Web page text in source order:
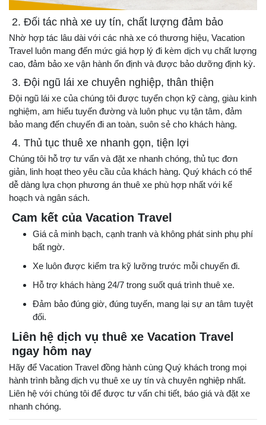
2. Đối tác nhà xe uy tín, chất lượng đảm bảo
Nhờ hợp tác lâu dài với các nhà xe có thương hiệu, Vacation
Travel luôn mang đến mức giá hợp lý đi kèm dịch vụ chất lượng
cao, đảm bảo xe vận hành ổn định và được bảo dưỡng định kỳ.
3. Đội ngũ lái xe chuyên nghiệp, thân thiện
Đội ngũ lái xe của chúng tôi được tuyển chọn kỹ càng, giàu kinh
nghiệm, am hiểu tuyến đường và luôn phục vụ tận tâm, đảm
bảo mang đến chuyến đi an toàn, suôn sẻ cho khách hàng.
4. Thủ tục thuê xe nhanh gọn, tiện lợi
Chúng tôi hỗ trợ tư vấn và đặt xe nhanh chóng, thủ tục đơn
giản, linh hoạt theo yêu cầu của khách hàng. Quý khách có thể
dễ dàng lựa chọn phương án thuê xe phù hợp nhất với kế
hoạch và ngân sách.
Cam kết của Vacation Travel
Giá cả minh bạch, cạnh tranh và không phát sinh phụ phí
bất ngờ.
Xe luôn được kiểm tra kỹ lưỡng trước mỗi chuyến đi.
Hỗ trợ khách hàng 24/7 trong suốt quá trình thuê xe.
Đảm bảo đúng giờ, đúng tuyến, mang lại sự an tâm tuyệt
đối.
Liên hệ dịch vụ thuê xe Vacation Travel
ngay hôm nay
Hãy để Vacation Travel đồng hành cùng Quý khách trong mọi
hành trình bằng dịch vụ thuê xe uy tín và chuyên nghiệp nhất.
Liên hệ với chúng tôi để được tư vấn chi tiết, báo giá và đặt xe
nhanh chóng.